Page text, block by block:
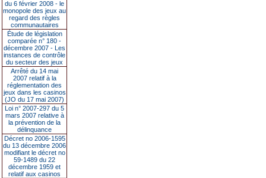
du 6 février 2008 - le
monopole des jeux au
regard des règles
communautaires
Étude de législation
comparée n° 180 -
décembre 2007 - Les
instances de contrôle
du secteur des jeux
Arrêté du 14 mai
2007 relatif à la
réglementation des
jeux dans les casinos
(JO du 17 mai 2007)
Loi n° 2007-297 du 5
mars 2007 relative à
la prévention de la
délinquance
Décret no 2006-1595
du 13 décembre 2006
modifiant le décret no
59-1489 du 22
décembre 1959 et
relatif aux casinos